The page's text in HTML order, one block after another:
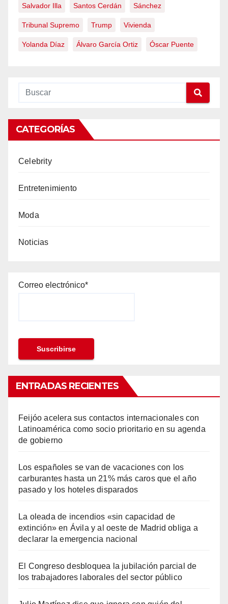
Salvador Illa Santos Cerdán Sánchez
Tribunal Supremo Trump Vivienda
Yolanda Díaz Álvaro García Ortiz Óscar Puente
CATEGORÍAS
Celebrity
Entretenimiento
Moda
Noticias
Correo electrónico*
ENTRADAS RECIENTES
Feijóo acelera sus contactos internacionales con
Latinoamérica como socio prioritario en su agenda
de gobierno
Los españoles se van de vacaciones con los
carburantes hasta un 21% más caros que el año
pasado y los hoteles disparados
La oleada de incendios «sin capacidad de
extinción» en Ávila y al oeste de Madrid obliga a
declarar la emergencia nacional
El Congreso desbloquea la jubilación parcial de
los trabajadores laborales del sector público